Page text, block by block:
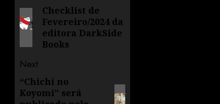
Checklist de
Fevereiro/2024 da
editora DarkSide
Books
Next
“Chichi no
Koyomi” será